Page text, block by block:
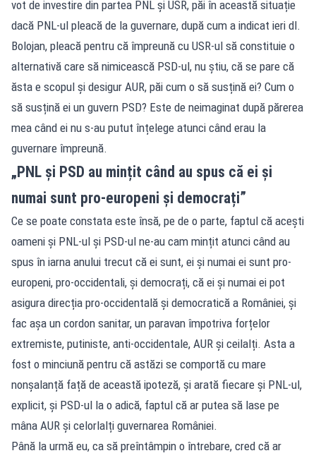
vot de investire din partea PNL și USR, păi în această situație
dacă PNL-ul pleacă de la guvernare, după cum a indicat ieri dl.
Bolojan, pleacă pentru că împreună cu USR-ul să constituie o
alternativă care să nimicească PSD-ul, nu știu, că se pare că
ăsta e scopul și desigur AUR, păi cum o să susțină ei? Cum o
să susțină ei un guvern PSD? Este de neimaginat după părerea
mea când ei nu s-au putut înțelege atunci când erau la
guvernare împreună.
„PNL și PSD au mințit când au spus că ei și
numai sunt pro-europeni și democrați”
Ce se poate constata este însă, pe de o parte, faptul că acești
oameni și PNL-ul și PSD-ul ne-au cam mințit atunci când au
spus în iarna anului trecut că ei sunt, ei și numai ei sunt pro-
europeni, pro-occidentali, și democrați, că ei și numai ei pot
asigura direcția pro-occidentală și democratică a României, și
fac așa un cordon sanitar, un paravan împotriva forțelor
extremiste, putiniste, anti-occidentale, AUR și ceilalți. Asta a
fost o minciună pentru că astăzi se comportă cu mare
nonșalanță față de această ipoteză, și arată fiecare și PNL-ul,
explicit, și PSD-ul la o adică, faptul că ar putea să lase pe
mâna AUR și celorlalți guvernarea României.
Până la urmă eu, ca să preîntâmpin o întrebare, cred că ar